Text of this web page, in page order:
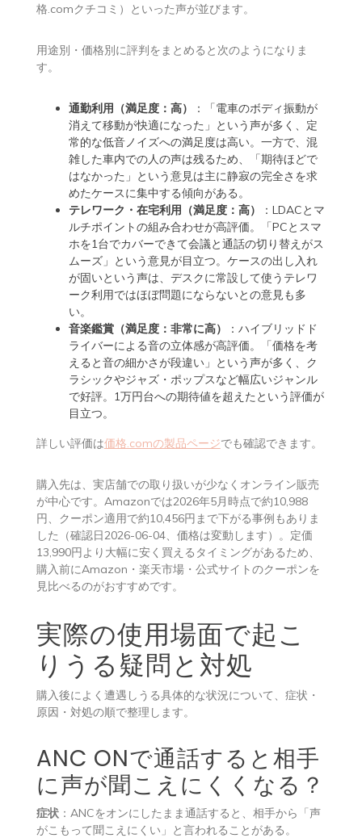
格.comクチコミ）といった声が並びます。
用途別・価格別に評判をまとめると次のようになりま
す。
通勤利用（満足度：高）
：「電車のボディ振動が
消えて移動が快適になった」という声が多く、定
常的な低音ノイズへの満足度は高い。一方で、混
雑した車内での人の声は残るため、「期待ほどで
はなかった」という意見は主に静寂の完全さを求
めたケースに集中する傾向がある。
テレワーク・在宅利用（満足度：高）
：LDACとマ
ルチポイントの組み合わせが高評価。「PCとスマ
ホを1台でカバーできて会議と通話の切り替えがス
ムーズ」という意見が目立つ。ケースの出し入れ
が固いという声は、デスクに常設して使うテレワ
ーク利用ではほぼ問題にならないとの意見も多
い。
音楽鑑賞（満足度：非常に高）
：ハイブリッドド
ライバーによる音の立体感が高評価。「価格を考
えると音の細かさが段違い」という声が多く、ク
ラシックやジャズ・ポップスなど幅広いジャンル
で好評。1万円台への期待値を超えたという評価が
目立つ。
詳しい評価は価格.comの製品ページでも確認できます。
購入先は、実店舗での取り扱いが少なくオンライン販売
が中心です。Amazonでは2026年5月時点で約10,988
円、クーポン適用で約10,456円まで下がる事例もありま
した（確認日2026-06-04、価格は変動します）。定価
13,990円より大幅に安く買えるタイミングがあるため、
購入前にAmazon・楽天市場・公式サイトのクーポンを
見比べるのがおすすめです。
実際の使用場面で起こ
りうる疑問と対処
購入後によく遭遇しうる具体的な状況について、症状・
原因・対処の順で整理します。
ANC ONで通話すると相手
に声が聞こえにくくなる？
症状：ANCをオンにしたまま通話すると、相手から「声
がこもって聞こえにくい」と言われることがある。